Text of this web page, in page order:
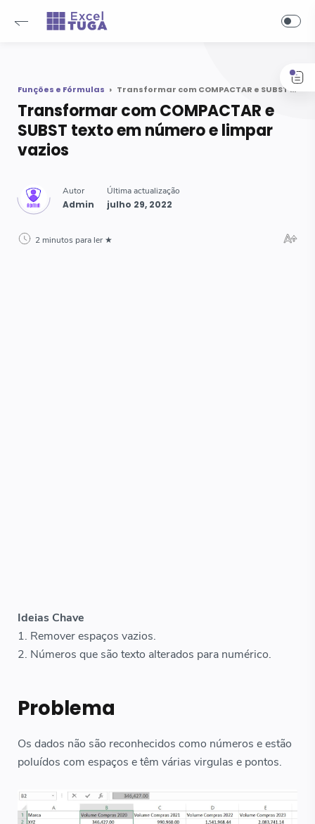
Funções e Fórmulas Transformar com COMPACTAR e SUBST texto em número e limpar vazios
Transformar com COMPACTAR e
SUBST texto em número e limpar
vazios
2 minutos para ler
Ideias Chave
1. Remover espaços vazios.
2. Números que são texto alterados para numérico.
Problema
Os dados não são reconhecidos como números e estão
poluídos com espaços e têm várias virgulas e pontos.